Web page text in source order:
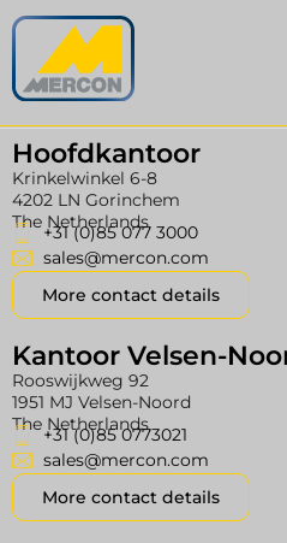
Hoofdkantoor
Krinkelwinkel 6-8
4202 LN Gorinchem
The Netherlands
+31 (0)85 077 3000
sales@mercon.com
More contact details
Kantoor Velsen-
Rooswijkweg 92
1951 MJ Velsen-Noord
The Netherlands
+31 (0)85 0773021
sales@mercon.com
More contact details